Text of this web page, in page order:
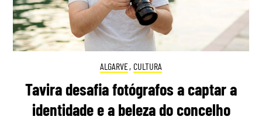
ALGARVE, CULTURA
Tavira desafia fotógrafos a captar a
identidade e a beleza do concelho